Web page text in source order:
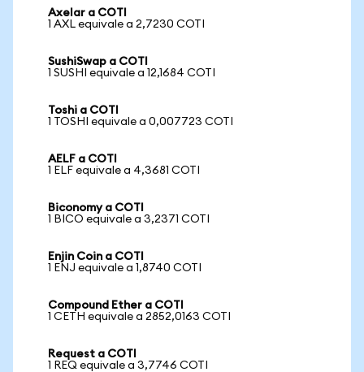
Axelar a COTI
1 AXL equivale a 2,7230 COTI
SushiSwap a COTI
1 SUSHI equivale a 12,1684 COTI
Toshi a COTI
1 TOSHI equivale a 0,007723 COTI
AELF a COTI
1 ELF equivale a 4,3681 COTI
Biconomy a COTI
1 BICO equivale a 3,2371 COTI
Enjin Coin a COTI
1 ENJ equivale a 1,8740 COTI
Compound Ether a COTI
1 CETH equivale a 2852,0163 COTI
Request a COTI
1 REQ equivale a 3,7746 COTI